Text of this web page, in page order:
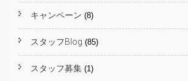
キャンペーン (8)
スタッフBlog (85)
スタッフ募集 (1)